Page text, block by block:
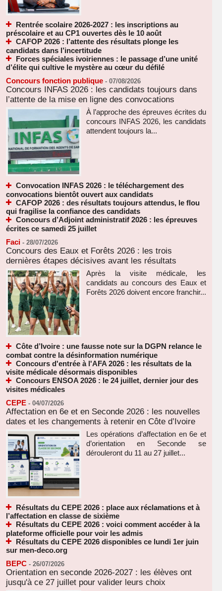
Rentrée scolaire 2026-2027 : les inscriptions au
préscolaire et au CP1 ouvertes dès le 10 août
CAFOP 2026 : l’attente des résultats plonge les
candidats dans l’incertitude
Forces spéciales ivoiriennes : le passage d’une unité
d’élite qui cultive le mystère au cœur du défilé
Concours fonction publique - 07/08/2026
Concours INFAS 2026 : les candidats toujours dans
l’attente de la mise en ligne des convocations
À l’approche des épreuves écrites du
concours INFAS 2026, les candidats
attendent toujours la...
Convocation INFAS 2026 : le téléchargement des
convocations bientôt ouvert aux candidats
CAFOP 2026 : des résultats toujours attendus, le flou
qui fragilise la confiance des candidats
Concours d’Adjoint administratif 2026 : les épreuves
écrites ce samedi 25 juillet
Faci - 28/07/2026
Concours des Eaux et Forêts 2026 : les trois
dernières étapes décisives avant les résultats
Après la visite médicale, les
candidats au concours des Eaux et
Forêts 2026 doivent encore franchir...
Côte d’Ivoire : une fausse note sur la DGPN relance le
combat contre la désinformation numérique
Concours d'entrée à l'AFA 2026 : les résultats de la
visite médicale désormais disponibles
Concours ENSOA 2026 : le 24 juillet, dernier jour des
visites médicales
CEPE - 04/07/2026
Affectation en 6e et en Seconde 2026 : les nouvelles
dates et les changements à retenir en Côte d’Ivoire
Les opérations d’affectation en 6e et
d’orientation en Seconde se
dérouleront du 11 au 27 juillet...
Résultats du CEPE 2026 : place aux réclamations et à
l’affectation en classe de sixième
Résultats du CEPE 2026 : voici comment accéder à la
plateforme officielle pour voir les admis
Résultats du CEPE 2026 disponibles ce lundi 1er juin
sur men-deco.org
BEPC - 26/07/2026
Orientation en seconde 2026-2027 : les élèves ont
jusqu'à ce 27 juillet pour valider leurs choix